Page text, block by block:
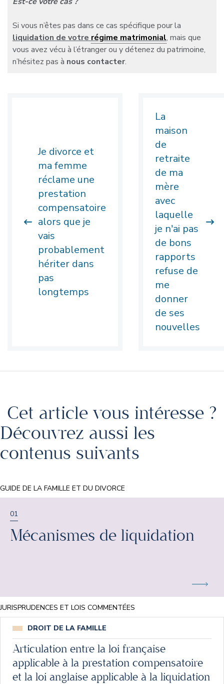
Si vous n’êtes pas dans ce cas spécifique pour la
liquidation de votre régime matrimonial, mais que
vous avez vécu à l’étranger ou y détenez du patrimoine,
n’hésitez pas à nous contacter.
Je divorce et
ma femme
réclame une
prestation
compensatoire
alors que je
vais
probablement
hériter dans
pas
longtemps
La
maison
de
retraite
de ma
mère
avec
laquelle
je n'ai pas
de bons
rapports
refuse de
me
donner
de ses
nouvelles
Cet article vous intéresse ?
Découvrez aussi les
contenus suivants
GUIDE DE LA FAMILLE ET DU DIVORCE
01
Mécanismes de liquidation
JURISPRUDENCES ET LOIS COMMENTÉES
DROIT DE LA FAMILLE
Articulation entre la loi française
applicable à la prestation compensatoire
et la loi anglaise applicable à la liquidation